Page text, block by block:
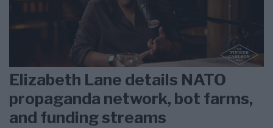
Elizabeth Lane details NATO
propaganda network, bot farms,
and funding streams